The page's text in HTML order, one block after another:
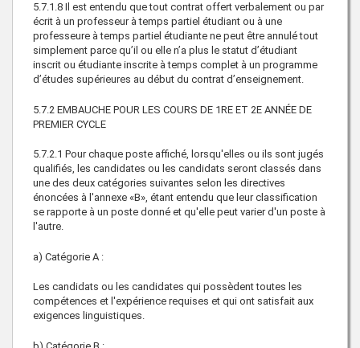
5.7.1.8 Il est entendu que tout contrat offert verbalement ou par
écrit à un professeur à temps partiel étudiant ou à une
professeure à temps partiel étudiante ne peut être annulé tout
simplement parce qu’il ou elle n’a plus le statut d’étudiant
inscrit ou étudiante inscrite à temps complet à un programme
d’études supérieures au début du contrat d’enseignement.
5.7.2 EMBAUCHE POUR LES COURS DE 1RE ET 2E ANNÉE DE
PREMIER CYCLE
5.7.2.1 Pour chaque poste affiché, lorsqu'elles ou ils sont jugés
qualifiés, les candidates ou les candidats seront classés dans
une des deux catégories suivantes selon les directives
énoncées à l'annexe «B», étant entendu que leur classification
se rapporte à un poste donné et qu'elle peut varier d'un poste à
l'autre.
a) Catégorie A :
Les candidats ou les candidates qui possèdent toutes les
compétences et l'expérience requises et qui ont satisfait aux
exigences linguistiques.
b) Catégorie B :